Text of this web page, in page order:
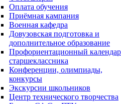
Оплата обучения
Приёмная кампания
Военная кафедра
Довузовская подготовка и
дополнительное образование
Профориентационный
старшеклассника
Конференции, олимпиады,
конкурсы
Экскурсии школьников
Центр технического творчества